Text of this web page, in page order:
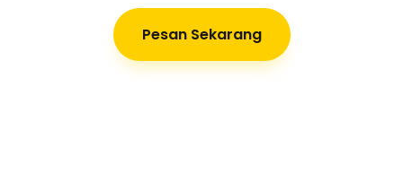
Pesan Sekarang